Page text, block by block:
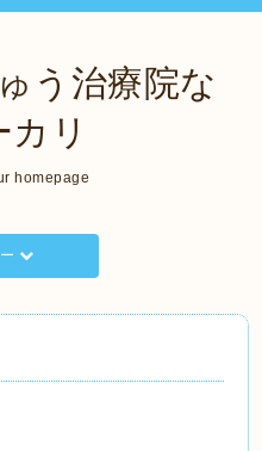
う治療院な
カリ
homepage